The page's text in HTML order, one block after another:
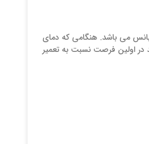
می باشد. هنگامی که دمای
در اولین فرصت نسبت به تعمیر